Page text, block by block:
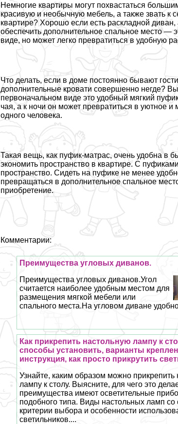
Немногие квартиры могут похвастаться
красивую и необычную мебель, а также звать к
квартире? Хорошо если есть раскладной
обеспечить дополнительное спальное место —
виде, но может легко превратиться в удобную
Что делать, если в доме постоянно бывают
дополнительные кровати совершенно негде?
первоначальном виде это удобный мягкий
чая, а к ночи он может превратиться в уютное
одного человека.
Такая вещь, как пуфик-матрас, очень удобна в
экономить прострaнcтво в квартире. С
прострaнcтво. Сидеть на пуфике не менее
превращаться в дополнительное спальное
приобретение.
Комментарии:
Преимущества угловых диванов.
Преимущества угловых диванов.Угол
считается наиболее удобным местом для
размещения мягкой мебели или
спального места.На угловом диване
Как прикрепить настольную лампу к
способы установить, варианты
инструкция, как просто прикрутить
Узнайте, каким образом можно прикрепить
лампу к столу. Выясните, для чего это
преимущества имеют осветительные
подобного типа. Виды настольных ламп со
критерии выбора и особенности
светильников....